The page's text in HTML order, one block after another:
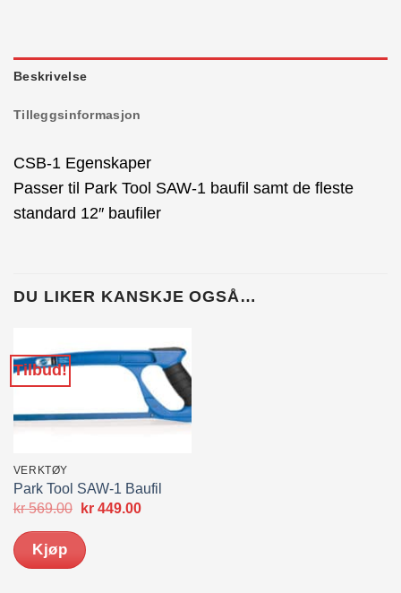
Beskrivelse
Tilleggsinformasjon
CSB-1 Egenskaper
Passer til Park Tool SAW-1 baufil samt de fleste
standard 12″ baufiler
DU LIKER KANSKJE OGSÅ…
Tilbud!
VERKTØY
Park Tool SAW-1 Baufil
kr569.00
Opprinnelig
var:
kr 569.00.
kr449.00Nåværende
Kjøp